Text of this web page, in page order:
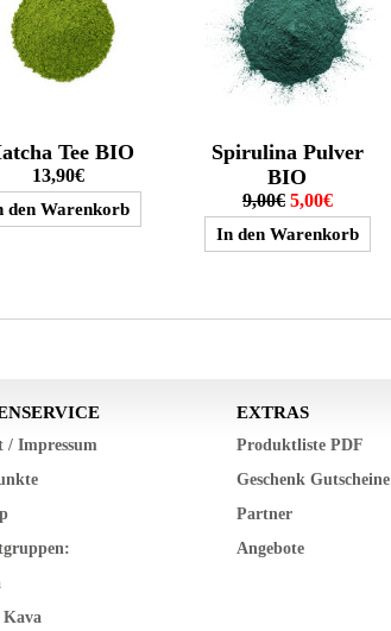
Tee BIO
13,90€
Spirulina Pulver
BIO
9,00€ 5,00€
/ Impressum
EXTRAS
Produktliste PDF
Geschenk Gutscheine
Partner
Angebote